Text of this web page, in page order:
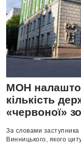
МОН
кількість
«червоної»
За словами заступника
Винницького, якого